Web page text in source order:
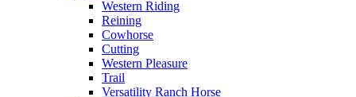
Western Riding
Reining
Cowhorse
Cutting
Western Pleasure
Trail
Versatility Ranch Horse